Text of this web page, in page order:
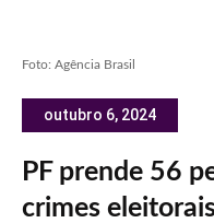
Foto: Agência Brasil
outubro 6, 2024
PF prende 56
crimes